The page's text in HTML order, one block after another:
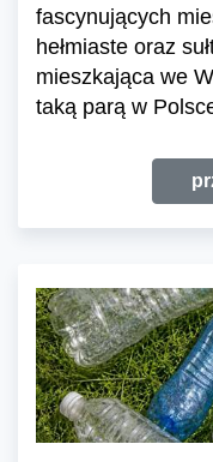
fascynujących
hełmiaste oraz
mieszkająca we
taką parą w